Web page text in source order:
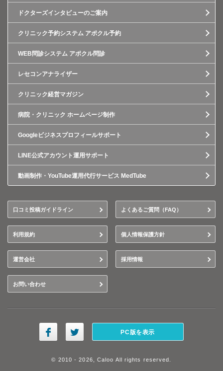
ドクターズインタビューのご案内
クリニック予約システム アポクル予約
WEB問診システム アポクル問診
レセコンアナライザー
クリニック経営マガジン
病院・クリニック ホームページ制作
Googleビジネスプロフィールサポート
LINE公式アカウント運用サポート
動画制作・YouTube運用代行サービス MedTube
口コミ投稿ガイドライン よくあるご質問（FAQ）
利用規約 個人情報保護方針
運営会社 採用情報
お問い合わせ
PC版を表示
© 2010 - 2026, Caloo All rights reserved.